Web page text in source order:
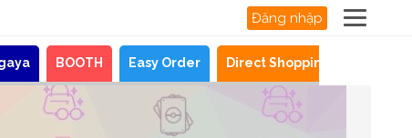
Đăng nhập
BOOTH Easy Order Direct Shopping